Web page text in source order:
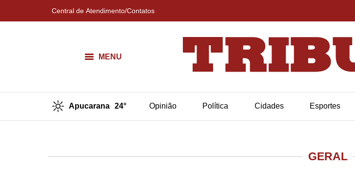
Central de Atendimento/Contatos
MENU
Apucarana 24° Opinião Política Cidades Esportes
GERAL